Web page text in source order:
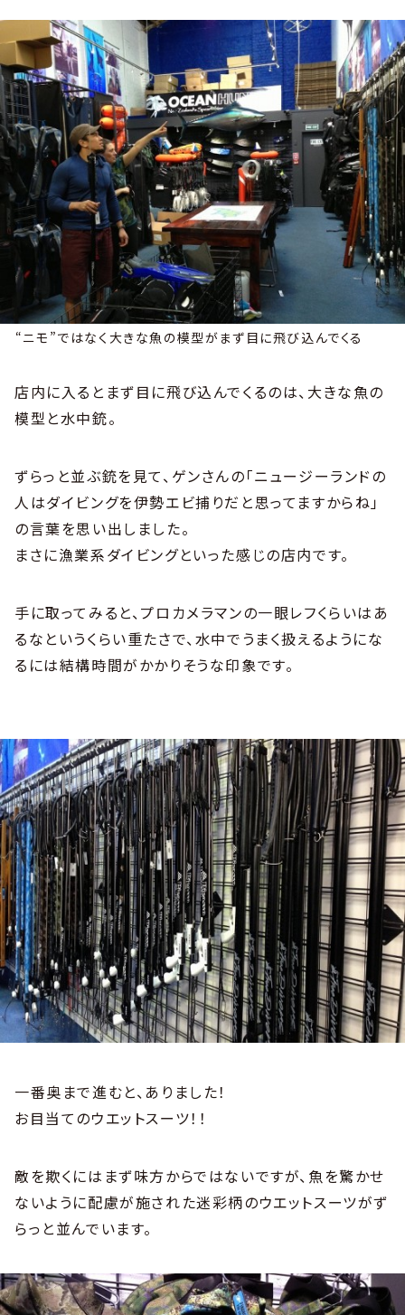
“ニモ”ではなく大きな魚の模型がまず目に飛び込んでくる
店内に入るとまず目に飛び込んでくるのは、大きな魚の
模型と水中銃。
ずらっと並ぶ銃を見て、ゲンさんの「ニュージーランドの
人はダイビングを伊勢エビ捕りだと思ってますからね」
の言葉を思い出しました。
まさに漁業系ダイビングといった感じの店内です。
手に取ってみると、プロカメラマンの一眼レフくらいはあ
るなというくらい重たさで、水中でうまく扱えるようにな
るには結構時間がかかりそうな印象です。
一番奥まで進むと、ありました！
お目当てのウエットスーツ！！
敵を欺くにはまず味方からではないですが、魚を驚かせ
ないように配慮が施された迷彩柄のウエットスーツがず
らっと並んでいます。